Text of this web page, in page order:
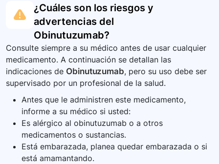
¿Cuáles son los riesgos y
advertencias del
Obinutuzumab?
Consulte siempre a su médico antes de usar cualquier
medicamento. A continuación se detallan las
indicaciones de Obinutuzumab, pero su uso debe ser
supervisado por un profesional de la salud.
Antes que le administren este medicamento,
informe a su médico si usted:
Es alérgico al obinutuzumab o a otros
medicamentos o sustancias.
Está embarazada, planea quedar embarazada o si
está amamantando.